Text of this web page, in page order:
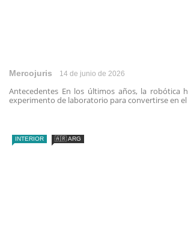
Mercojuris 14 de junio de 2026
Antecedentes En los últimos años, la robótica
experimento de laboratorio para convertirse en el
INTERIOR 🇦🇷 ARG